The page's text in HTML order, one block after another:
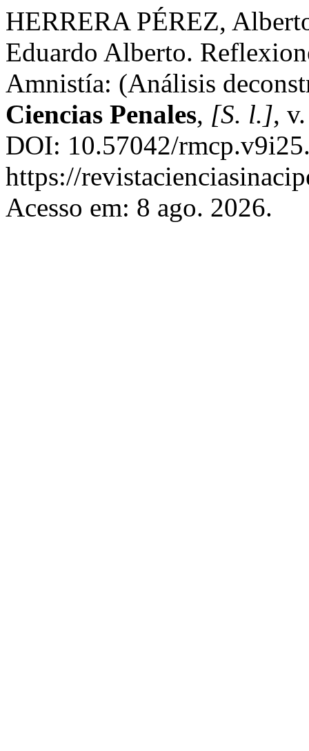
HERRERA PÉREZ,
Eduardo Alberto.
Amnistía: (Análisis
Ciencias Penales, [S. l.],
DOI: 10.57042/
https://
Acesso em: 8 ago. 2026.